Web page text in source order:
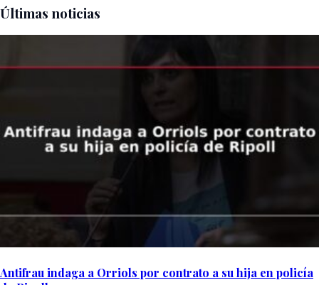
Últimas noticias
Antifrau indaga a Orriols por contrato a su hija en policía